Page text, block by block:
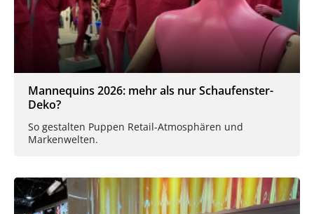
Mannequins 2026: mehr als nur Schaufenster-
Deko?
So gestalten Puppen Retail-Atmosphären und
Markenwelten.